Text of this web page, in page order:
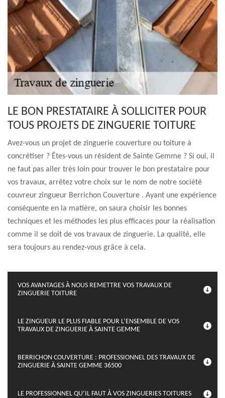
LE BON PRESTATAIRE À SOLLICITER POUR
TOUS PROJETS DE ZINGUERIE TOITURE
Avez-vous un projet de zinguerie couverture ou toiture à
concrétiser ? Êtes-vous un résident de Sainte Gemme ? Si oui, il
ne faut pas aller très loin pour trouver le bon prestataire pour
vos travaux, arrêtez votre choix sur le nom de notre société
couvreur zingueur Berrichon Couverture . Ayant une expérience
conséquente en la matière, on saura choisir les bonnes
techniques et les méthodes les plus efficaces pour la réalisation
comme il se doit de vos travaux de zinguerie. La qualité, elle
sera toujours au rendez-vous grâce à cela.
VOS AVANTAGES À NOUS REMETTRE VOS TRAVAUX DE
ZINGUERIE TOITURE
LE ZINGUEUR LE PLUS FIABLE POUR L’ENSEMBLE DE VOS
TRAVAUX DE ZINGUERIE À SAINTE GEMME
BERRICHON COUVERTURE : PROFESSIONNEL DES TRAVAUX DE
ZINGUERIE À SAINTE GEMME 36500
LE PROFESSIONNEL QU’IL FAUT À VOS ZINGUERIES TOITURES